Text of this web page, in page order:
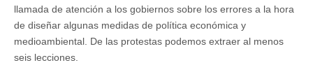
llamada de atención a los gobiernos sobre los errores a la hora
de diseñar algunas medidas de política económica y
medioambiental. De las protestas podemos extraer al menos
seis lecciones.